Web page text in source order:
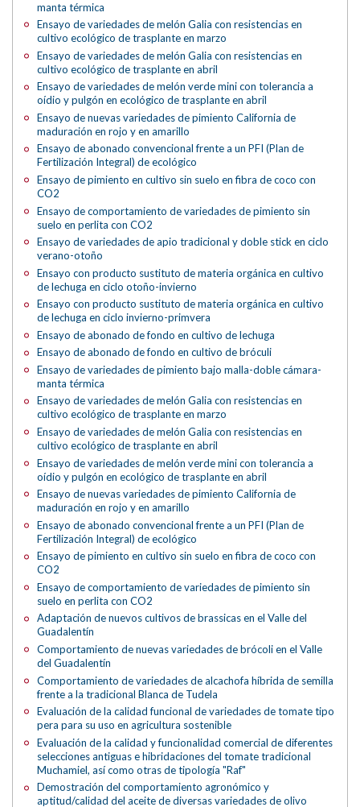
manta térmica
Ensayo de variedades de melón Galia con resistencias en
cultivo ecológico de trasplante en marzo
Ensayo de variedades de melón Galia con resistencias en
cultivo ecológico de trasplante en abril
Ensayo de variedades de melón verde mini con tolerancia a
oídio y pulgón en ecológico de trasplante en abril
Ensayo de nuevas variedades de pimiento California de
maduración en rojo y en amarillo
Ensayo de abonado convencional frente a un PFI (Plan de
Fertilización Integral) de ecológico
Ensayo de pimiento en cultivo sin suelo en fibra de coco con
CO2
Ensayo de comportamiento de variedades de pimiento sin
suelo en perlita con CO2
Ensayo de variedades de apio tradicional y doble stick en ciclo
verano-otoño
Ensayo con producto sustituto de materia orgánica en cultivo
de lechuga en ciclo otoño-invierno
Ensayo con producto sustituto de materia orgánica en cultivo
de lechuga en ciclo invierno-primvera
Ensayo de abonado de fondo en cultivo de lechuga
Ensayo de abonado de fondo en cultivo de bróculi
Ensayo de variedades de pimiento bajo malla-doble cámara-
manta térmica
Ensayo de variedades de melón Galia con resistencias en
cultivo ecológico de trasplante en marzo
Ensayo de variedades de melón Galia con resistencias en
cultivo ecológico de trasplante en abril
Ensayo de variedades de melón verde mini con tolerancia a
oídio y pulgón en ecológico de trasplante en abril
Ensayo de nuevas variedades de pimiento California de
maduración en rojo y en amarillo
Ensayo de abonado convencional frente a un PFI (Plan de
Fertilización Integral) de ecológico
Ensayo de pimiento en cultivo sin suelo en fibra de coco con
CO2
Ensayo de comportamiento de variedades de pimiento sin
suelo en perlita con CO2
Adaptación de nuevos cultivos de brassicas en el Valle del
Guadalentín
Comportamiento de nuevas variedades de brócoli en el Valle
del Guadalentín
Comportamiento de variedades de alcachofa híbrida de semilla
frente a la tradicional Blanca de Tudela
Evaluación de la calidad funcional de variedades de tomate tipo
pera para su uso en agricultura sostenible
Evaluación de la calidad y funcionalidad comercial de diferentes
selecciones antiguas e hibridaciones del tomate tradicional
Muchamiel, así como otras de tipología "Raf"
Demostración del comportamiento agronómico y
aptitud/calidad del aceite de diversas variedades de olivo